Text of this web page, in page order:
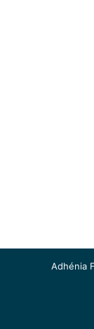
Adhénia